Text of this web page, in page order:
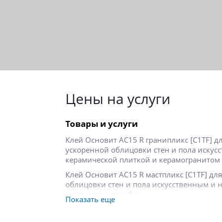
Цены на услуги
Товары и услуги
Клей Основит АС15 R гранипликс [С1TF]
ускоренной облицовки стен и пола
керамической плиткой и керамогранитом
Клей Основит AC15 R мастпликс [C1TF]
облицовки стен и пола искусственным
керамогранитом 5кг
Показать еще